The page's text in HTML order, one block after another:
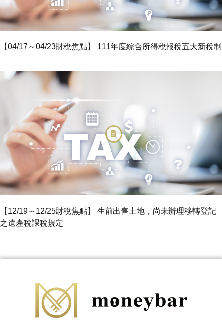
【04/17～04/23財稅焦點】 111年度綜合所得稅報稅五大新稅制
【12/19～12/25財稅焦點】 生前出售土地，尚未辦理移轉登記
之遺產稅課稅規定